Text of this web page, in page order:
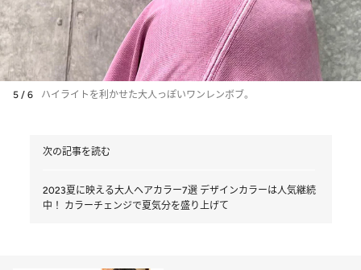
5 / 6 ハイライトを利かせた大人っぽいワンレンボブ。
次の記事を読む
2023夏に映える大人ヘアカラー7選 デザインカラーは人気継続
中！ カラーチェンジで夏気分を盛り上げて